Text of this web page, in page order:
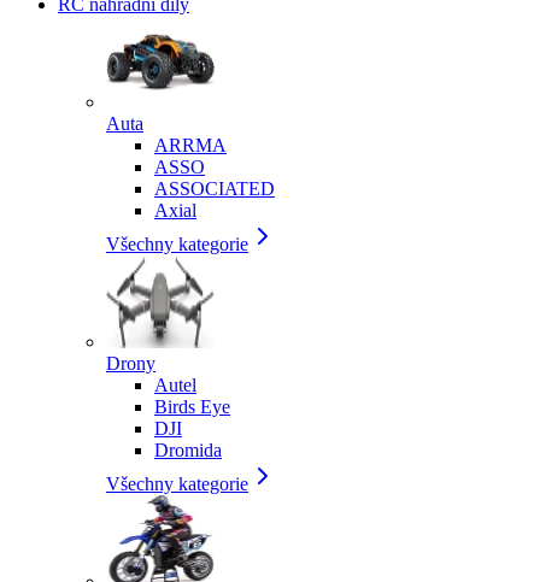
RC náhradní díly
Auta
ARRMA
ASSO
ASSOCIATED
Axial
Všechny kategorie
Drony
Autel
Birds Eye
DJI
Dromida
Všechny kategorie